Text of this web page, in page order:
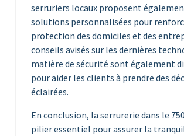
serruriers locaux proposent
solutions personnalisées pour
protection des domiciles et des
conseils avisés sur les dernières
matière de sécurité sont également
pour aider les clients à prendre des
éclairées.
En conclusion, la serrurerie dans le
pilier essentiel pour assurer la